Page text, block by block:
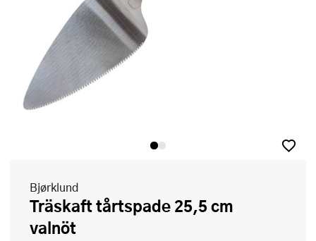
Bjørklund
Träskaft tårtspade 25,5 cm
valnöt